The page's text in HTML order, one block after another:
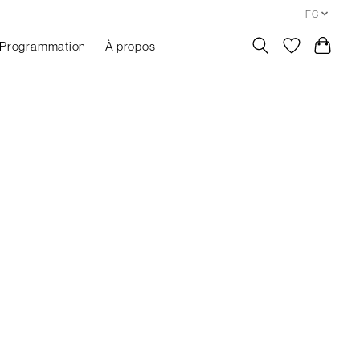
FC
Programmation À propos